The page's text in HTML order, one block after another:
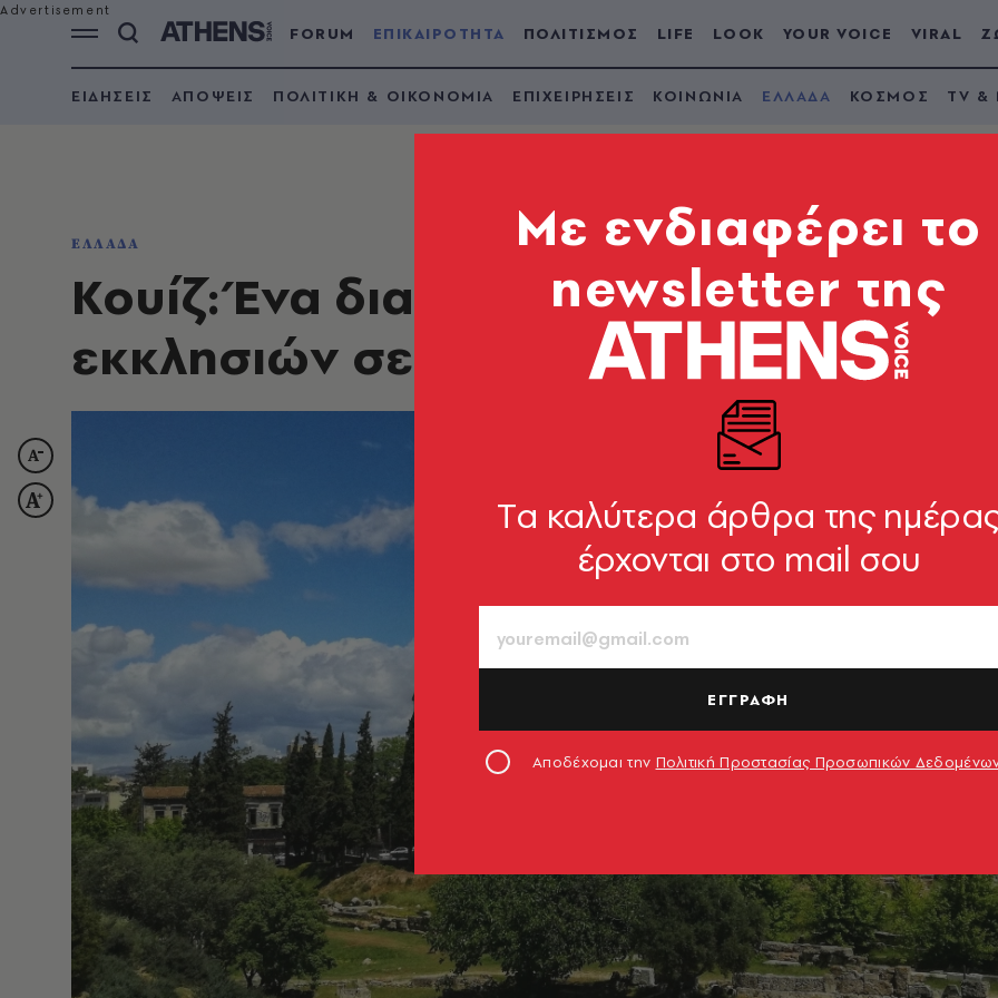
FORUM ΕΠΙΚΑΙΡΟΤΗΤΑ ΠΟΛΙΤΙΣΜΟΣ LIFE LOOK YOUR VOICE VIRAL
ΕΙΔΗΣΕΙΣ ΑΠΟΨΕΙΣ ΠΟΛΙΤΙΚΗ & ΟΙΚΟΝΟΜΙΑ ΕΠΙΧΕΙΡΗΣΕΙΣ ΚΟΙΝΩΝΙΑ ΕΛΛΑΔΑ ΚΟΣΜΟΣ TV &
ΕΛΛΑΔΑ
Κουίζ: Ένα διαφορετικό «άνοιγμα»
εκκλησιών σε 14 ερωτήσεις
Mε ενδιαφέρει το
newsletter της
Tα καλύτερα άρθρα της
έρχονται στο mail σου
ΕΓΓΡΑΦΗ
Αποδέχομαι την Πολιτική Προστασίας Προσωπικών